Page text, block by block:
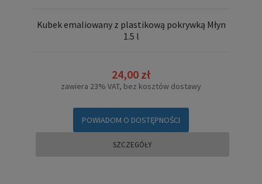
Kubek emaliowany z plastikową pokrywką Młyn
1.5 l
24,00 zł
zawiera 23% VAT, bez kosztów dostawy
POWIADOM O DOSTĘPNOŚCI
SZCZEGÓŁY